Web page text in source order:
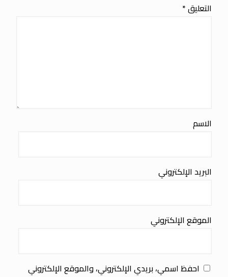
التعليق*
الاسم
البريد الإلكتروني
الموقع الإلكتروني
احفظ اسمي، بريدي الإلكتروني، والموقع الإلكتروني